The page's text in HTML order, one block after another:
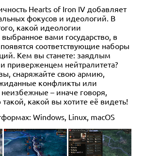
Hearts of Iron IV добавляет
фокусов и идеологий. В
какой идеологии
вами государство, в
соответствующие наборы
Кем вы станете: заядлым
приверженцем нейтралитета?
снаряжайте свою армию,
конфликты или
– иначе говоря,
какой вы хотите её видеть!
Windows, Linux, macOS